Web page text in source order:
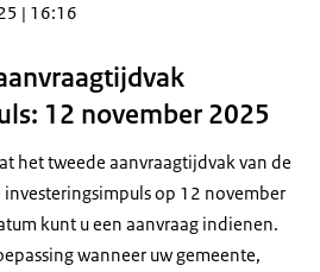
| 16:16
12 november 2025
het tweede aanvraagtijdvak van de
op 12 november
kunt u een aanvraag indienen.
wanneer uw gemeente,